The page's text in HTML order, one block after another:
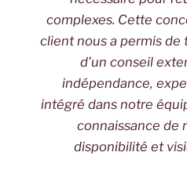
complexes. Cette
client nous a permis
d’un conseil
indépendance,
intégré dans notre
connaissance de
disponibilité et